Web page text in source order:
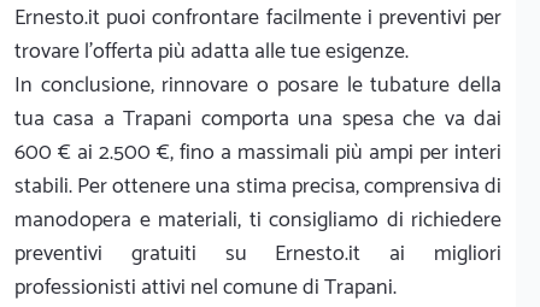
Ernesto.it puoi confrontare facilmente i preventivi per
trovare l'offerta più adatta alle tue esigenze.
In conclusione, rinnovare o posare le tubature della
tua casa a Trapani comporta una spesa che va dai
600 € ai 2.500 €, fino a massimali più ampi per interi
stabili. Per ottenere una stima precisa, comprensiva di
manodopera e materiali, ti consigliamo di richiedere
preventivi gratuiti su Ernesto.it ai migliori
professionisti attivi nel comune di Trapani.